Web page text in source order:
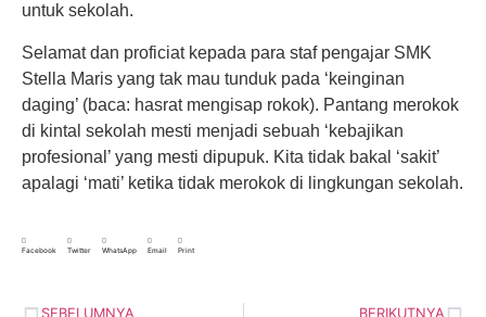
untuk sekolah.
Selamat dan proficiat kepada para staf pengajar SMK
Stella Maris yang tak mau tunduk pada ‘keinginan
daging’ (baca: hasrat mengisap rokok). Pantang merokok
di kintal sekolah mesti menjadi sebuah ‘kebajikan
profesional’ yang mesti dipupuk. Kita tidak bakal ‘sakit’
apalagi ‘mati’ ketika tidak merokok di lingkungan sekolah.
Facebook Twitter WhatsApp Email Print
SEBELUMNYA BERIKUTNYA